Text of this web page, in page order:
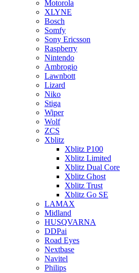
Motorola
XLYNE
Bosch
Somfy
Sony Ericsson
Raspberry
Nintendo
Ambrogio
Lawnbott
Lizard
Niko
Stiga
Wiper
Wolf
ZCS
Xblitz
Xblitz P100
Xblitz Limited
Xblitz Dual Core
Xblitz Ghost
Xblitz Trust
Xblitz Go SE
LAMAX
Midland
HUSQVARNA
DDPai
Road Eyes
Nextbase
Navitel
Philips